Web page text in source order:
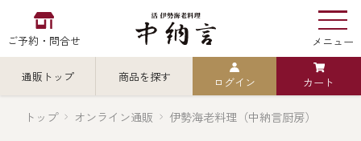
ご予約・問合せ メニュー
中納言のお食い初め
通販トップ 商品を探す ログイン カート
トップ オンライン通販 伊勢海老料理（中納言厨房）